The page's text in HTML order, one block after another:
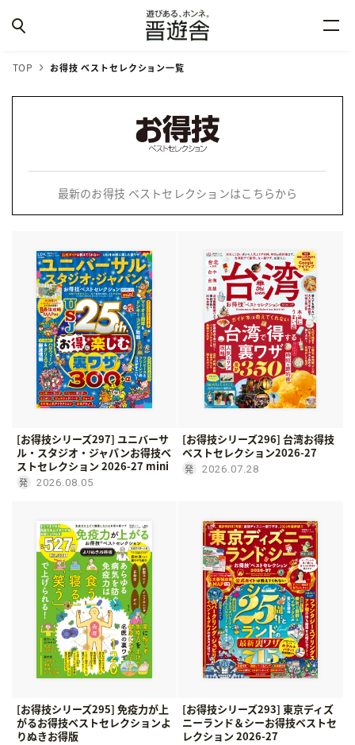
TOP お得技 ベストセレクション一覧
最新のお得技 ベストセレクションはこちらから
[お得技シリーズ297] ユニバーサ
ル・スタジオ・ジャパンお得技ベ
ストセレクション 2026-27 mini
2026.08.05
[お得技シリーズ296] 台湾お得技
ベストセレクション2026-27
2026.07.28
[お得技シリーズ295] 免疫力が上
がるお得技ベストセレクションよ
りぬきお得版
[お得技シリーズ293] 東京ディズ
ニーランド＆シーお得技ベストセ
レクション 2026-27